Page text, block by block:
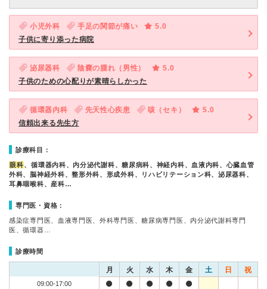
小児外科 手足の関節が痛い
5.0
子供に寄り添った病院
泌尿器科 陰嚢の腫れ（男性）
5.0
子供のための心配りが素晴らしかった
循環器内科 先天性心疾患 咳（セキ）
5.0
信頼出来る先生方
診療科目：
眼科、循環器内科、内分泌代謝科、糖尿病科、神経内科、血液内科、心臓血管
外科、脳神経外科、整形外科、形成外科、リハビリテーション科、泌尿器科、
耳鼻咽喉科、産科…
専門医・資格：
感染症専門医、血液専門医、外科専門医、糖尿病専門医、内分泌代謝科専門
医、循環器…
診療時間
月 火 水 木 金 土 日 祝
09:00-17:00